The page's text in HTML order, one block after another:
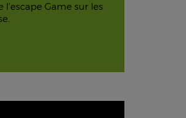
Game sur les